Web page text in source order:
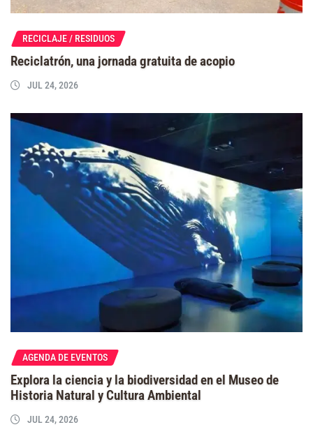
RECICLAJE / RESIDUOS
Reciclatrón, una jornada gratuita de acopio
JUL 24, 2026
AGENDA DE EVENTOS
Explora la ciencia y la biodiversidad en el Museo de
Historia Natural y Cultura Ambiental
JUL 24, 2026